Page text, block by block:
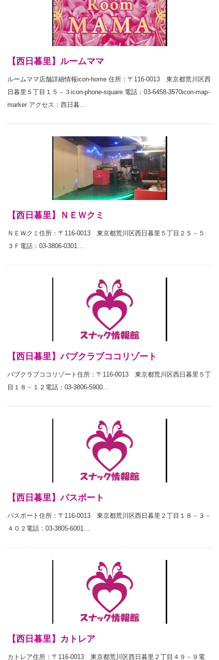
【西日暮里】ルームママ
ルームママ店舗詳細情報icon-home 住所：〒116-0013 東京都荒川区西
日暮里５丁目１５－３icon-phone-square 電話：03-6458-3570icon-map-
marker アクセス：西日暮…
【西日暮里】ＮＥＷクミ
ＮＥＷクミ住所：〒116-0013 東京都荒川区西日暮里５丁目２５－５
３Ｆ電話：03-3806-0301…
【西日暮里】パブクラブココリゾート
パブクラブココリゾート住所：〒116-0013 東京都荒川区西日暮里５丁
目１８－１２電話：03-3806-5900…
【西日暮里】パスポート
パスポート住所：〒116-0013 東京都荒川区西日暮里２丁目１８－３－
４０２電話：03-3805-6001…
【西日暮里】カトレア
カトレア住所：〒116-0013 東京都荒川区西日暮里２丁目４９－９電